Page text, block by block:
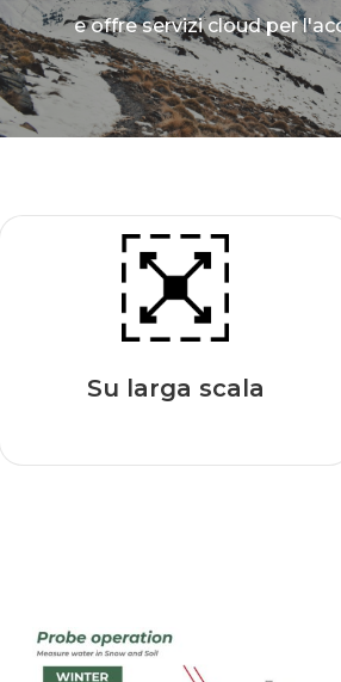
e offre servizi cloud per
Su larga scala